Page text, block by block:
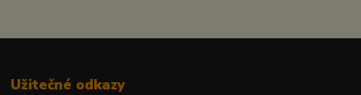
Užitečné odkazy